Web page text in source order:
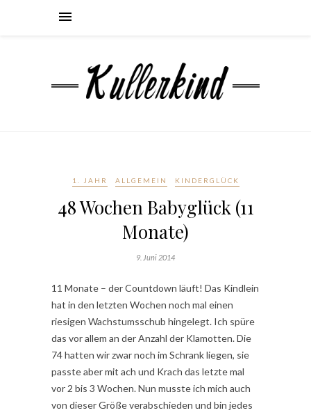
1. JAHR ALLGEMEIN KINDERGLÜCK
48 Wochen Babyglück (11
Monate)
9. Juni 2014
11 Monate – der Countdown läuft! Das Kindlein
hat in den letzten Wochen noch mal einen
riesigen Wachstumsschub hingelegt. Ich spüre
das vor allem an der Anzahl der Klamotten. Die
74 hatten wir zwar noch im Schrank liegen, sie
passte aber mit ach und Krach das letzte mal
vor 2 bis 3 Wochen. Nun musste ich mich auch
von dieser Größe verabschieden und bin jedes